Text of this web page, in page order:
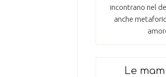
incontrano nel
anche
Le